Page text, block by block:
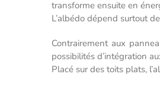
transforme ensuite en
L’albédo dépend surtout
Contrairement aux
possibilités d’intégration
Placé sur des toits plats,